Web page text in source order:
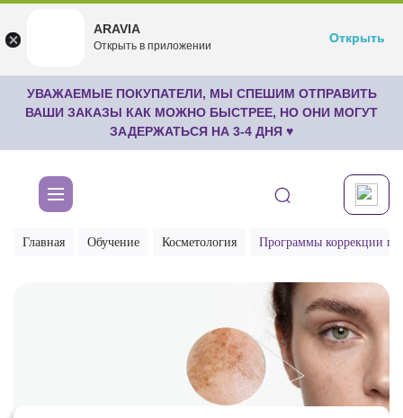
undefined
Бесплатноru.aravia.new
Открыть
УВАЖАЕМЫЕ ПОКУПАТЕЛИ, МЫ СПЕШИМ ОТПРАВИТЬ
ВАШИ ЗАКАЗЫ КАК МОЖНО БЫСТРЕЕ, НО ОНИ МОГУТ
ЗАДЕРЖАТЬСЯ НА 3-4 ДНЯ ♥
Главная Обучение Косметология Программы коррекции
ARAVIA
Открыть в приложении
Открыть